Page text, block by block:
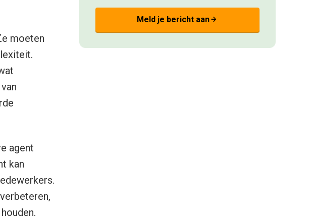
moeten
agent
kan
Meld je bericht aanarrow_forward